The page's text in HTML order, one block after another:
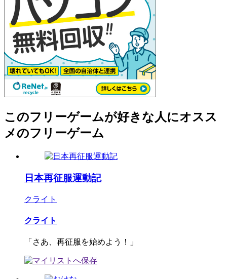
このフリーゲームが好きな人にオスス
メのフリーゲーム
日本再征服運動記
クライト
クライト
「さあ、再征服を始めよう！」